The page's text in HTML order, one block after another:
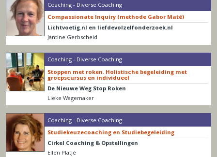
Coaching - Diverse Coaching
Compassionate Inquiry (methode Gabor Maté)
Lichtvoetig.nl en liefdevolzelfonderzoek.nl
Jantine Gerbscheid
Coaching - Diverse Coaching
Stoppen met roken. Holistische begeleiding met
groepscursus en individueel
De Nieuwe Weg Stop Roken
Lieke Wagemaker
Coaching - Diverse Coaching
Studiekeuzecoaching en Studiebegeleiding
Cirkel Coaching & Opstellingen
Ellen Platjé